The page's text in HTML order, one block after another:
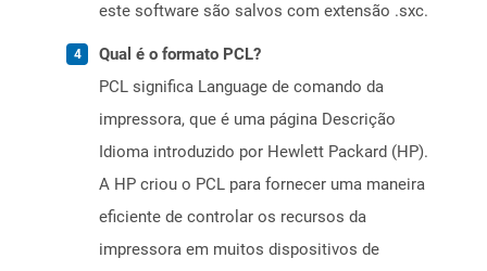
este software são salvos com extensão .sxc.
Qual é o formato PCL?
PCL significa Language de comando da
impressora, que é uma página Descrição
Idioma introduzido por Hewlett Packard (HP).
A HP criou o PCL para fornecer uma maneira
eficiente de controlar os recursos da
impressora em muitos dispositivos de